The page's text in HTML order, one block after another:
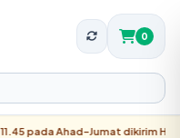
0
pada Ahad–Jumat